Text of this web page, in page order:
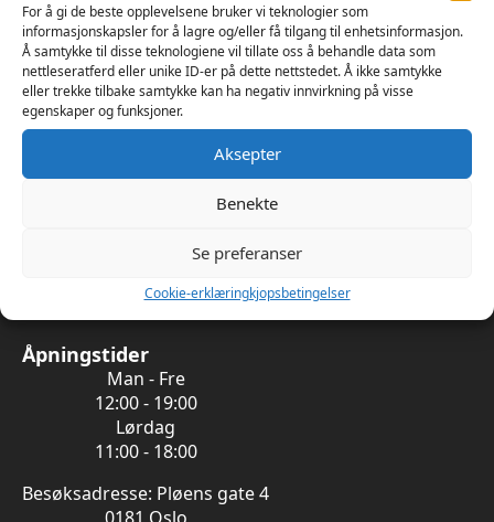
For å gi de beste opplevelsene bruker vi teknologier som
informasjonskapsler for å lagre og/eller få tilgang til enhetsinformasjon.
Å samtykke til disse teknologiene vil tillate oss å behandle data som
nettleseratferd eller unike ID-er på dette nettstedet. Å ikke samtykke
eller trekke tilbake samtykke kan ha negativ innvirkning på visse
egenskaper og funksjoner.
Aksepter
Benekte
Se preferanser
Cookie-erklæringkjopsbetingelser
Min side
Åpningstider
Man - Fre
12:00 - 19:00
Lørdag
11:00 - 18:00
Besøksadresse: Pløens gate 4
0181 Oslo